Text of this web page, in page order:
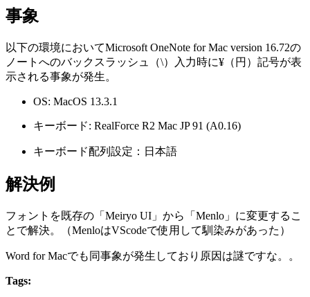
事象
以下の環境においてMicrosoft OneNote for Mac version 16.72の
ノートへのバックスラッシュ（\）入力時に¥（円）記号が表
示される事象が発生。
OS: MacOS 13.3.1
キーボード: RealForce R2 Mac JP 91 (A0.16)
キーボード配列設定：日本語
解決例
フォントを既存の「Meiryo UI」から「Menlo」に変更するこ
とで解決。（MenloはVScodeで使用して馴染みがあった）
Word for Macでも同事象が発生しており原因は謎ですな。。
Tags: